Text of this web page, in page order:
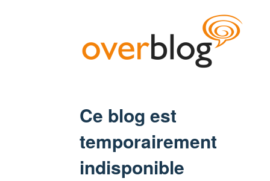
Ce blog est
temporairement
indisponible